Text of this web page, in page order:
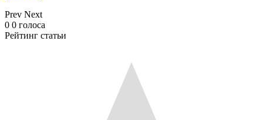
Prev Next
0 0 голоса
Рейтинг статьи